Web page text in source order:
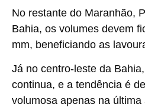
No restante do Maranhão,
Bahia, os volumes devem
mm, beneficiando as
Já no centro-leste da
continua, e a tendência é
volumosa apenas na